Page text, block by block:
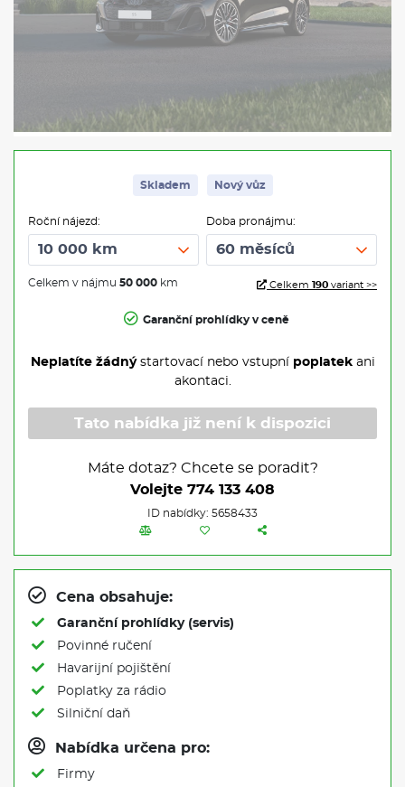
Skladem Nový vůz
Roční nájezd:
Celkem v nájmu 50 000 km
Doba pronájmu:
Celkem 190 variant >>
Garanční prohlídky v ceně
Neplatíte žádnýstartovací nebo vstupní poplatekani
akontaci.
Tato nabídka již není k dispozici
Máte dotaz? Chcete se poradit?
Volejte 774 133 408
ID nabídky: 5658433
Cena obsahuje:
Garanční prohlídky (servis)
Povinné ručení
Havarijní pojištění
Poplatky za rádio
Silniční daň
Nabídka určena pro:
Firmy